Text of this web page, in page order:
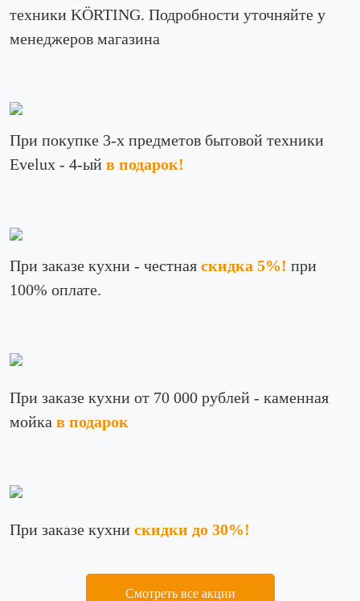
техники KÖRTING. Подробности уточняйте у
менеджеров магазина
При покупке 3-х предметов бытовой техники
Evelux - 4-ый в подарок!
При заказе кухни - честная скидка 5%! при
100% оплате.
При заказе кухни от 70 000 рублей - каменная
мойка в подарок
При заказе кухни скидки до 30%!
Смотреть все акции